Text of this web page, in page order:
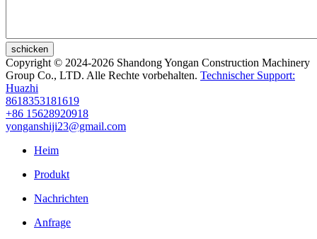
schicken
Copyright © 2024-2026 Shandong Yongan Construction Machinery
Group Co., LTD. Alle Rechte vorbehalten. Technischer Support:
Huazhi
8618353181619
+86 15628920918
yonganshiji23@gmail.com
Heim
Produkt
Nachrichten
Anfrage